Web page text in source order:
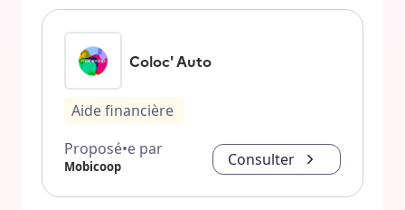
Coloc' Auto
Aide financière
Proposé•e par
Mobicoop Consulter